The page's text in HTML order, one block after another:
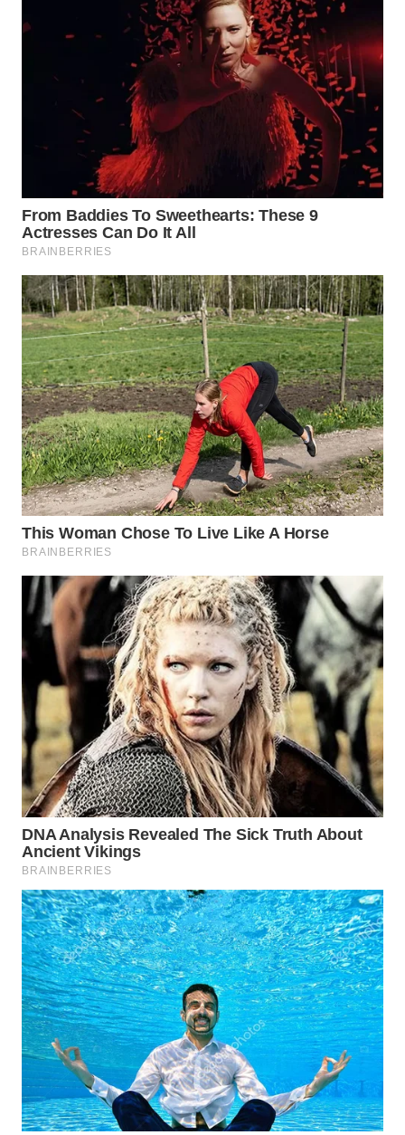
WN
TANGERANG
BINJAI
WN
CIREBON
WN
INDRAMAYU
WN
KUNINGAN
WN
MAJALENGKA
WN
SUBANG
WN
SUKABUMI
WN
PURWAKARTA
WN
PRIANGAN
TIMUR
WN
SEMARANG
WN
SOLO
WN
BOROBUDUR
WN
MADURA
WN
SURABAYA